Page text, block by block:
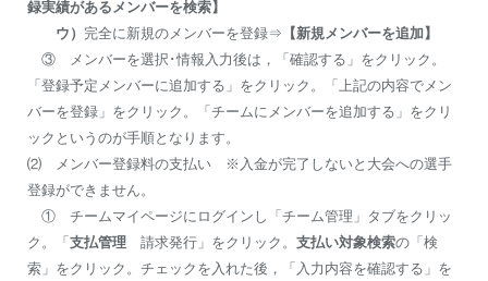
録実績があるメンバーを検索】
ウ） 完全に新規のメンバーを登録⇒ 【新規メンバーを追加】
③ メンバーを選択･情報入力後は，「確認する」をクリック。
「登録予定メンバーに追加する」をクリック。「上記の内容でメン
バーを登録」をクリック。「チームにメンバーを追加する」をクリ
ックというのが手順となります。
⑵ メンバー登録料の支払い ※入金が完了しないと大会への選手
登録ができません。
① チームマイページにログインし「チーム管理」タブをクリッ
ク。「支払管理 請求発行」をクリック。 支払い対象検索の「検
索」をクリック。チェックを入れた後，「入力内容を確認する」を